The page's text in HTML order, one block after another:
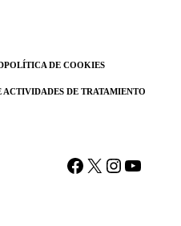
POLÍTICA DE COOKIES
ACTIVIDADES DE TRATAMIENTO
Facebook
X Instagram